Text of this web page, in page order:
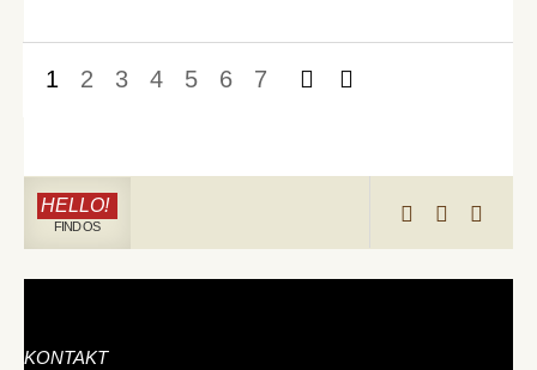
1 2 3 4 5 6 7
HELLO!
FIND OS
KONTAKT